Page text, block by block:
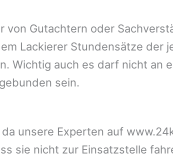
von Gutachtern oder
Lackierer Stundensätze der
Wichtig auch es darf nicht an
sein.
unsere Experten auf
sie nicht zur Einsatzstelle